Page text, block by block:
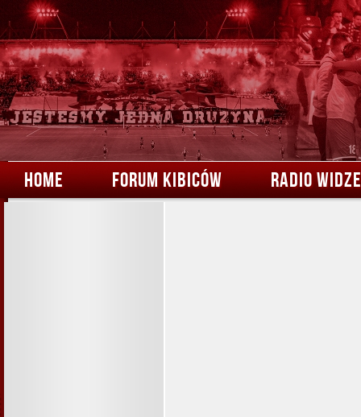
HOME FORUM KIBICÓW RADIO